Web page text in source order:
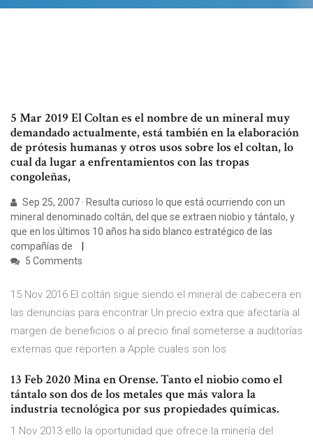
5 Mar 2019 El Coltan es el nombre de un mineral muy
demandado actualmente, está también en la elaboración
de prótesis humanas y otros usos sobre los el coltan, lo
cual da lugar a enfrentamientos con las tropas
congoleñas,
Sep 25, 2007 · Resulta curioso lo que está ocurriendo con un
mineral denominado coltán, del que se extraen niobio y tántalo, y
que en los últimos 10 años ha sido blanco estratégico de las
compañías de
5 Comments
15 Nov 2016 El coltán sigue siendo el mineral de cabecera en
las denuncias para encontrar Un precio extra que afectaría al
margen de beneficios o al precio final someterse a auditorías
externas que reporten a Apple cuales son los
13 Feb 2020 Mina en Orense. Tanto el niobio como el
tántalo son dos de los metales que más valora la
industria tecnológica por sus propiedades químicas.
1 Nov 2013 ello la oportunidad que ofrece la minería del